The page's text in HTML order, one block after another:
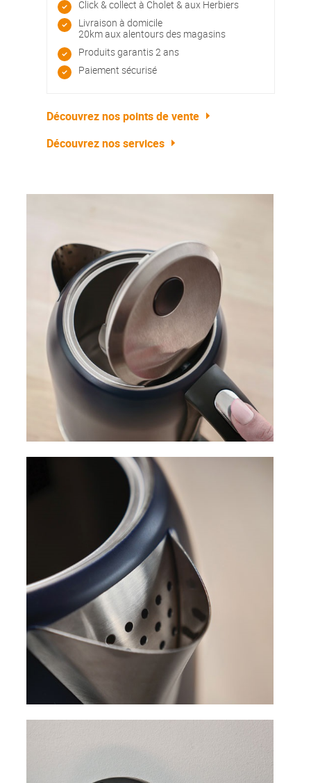
Click & collect à Cholet & aux Herbiers
Livraison à domicile
20km aux alentours des magasins
Produits garantis 2 ans
Paiement sécurisé
Découvrez nos points de vente
Découvrez nos services